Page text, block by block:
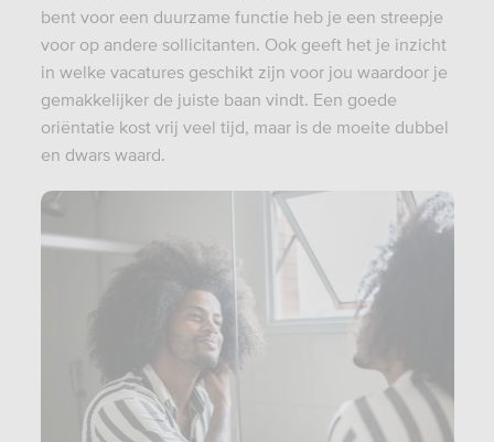
bent voor een duurzame functie heb je een streepje
voor op andere sollicitanten. Ook geeft het je inzicht
in welke vacatures geschikt zijn voor jou waardoor je
gemakkelijker de juiste baan vindt. Een goede
oriëntatie kost vrij veel tijd, maar is de moeite dubbel
en dwars waard.